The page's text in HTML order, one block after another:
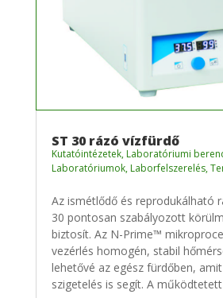
ST 30 rázó vízfürdő
Kutatóintézetek, Laboratóriumi
Laboratóriumok, Laborfelszerelés,
Az ismétlődő és reprodukálható
30 pontosan szabályozott
biztosít. Az N-Prime™
vezérlés homogén, stabil
lehetővé az egész fürdőben,
szigetelés is segít. A